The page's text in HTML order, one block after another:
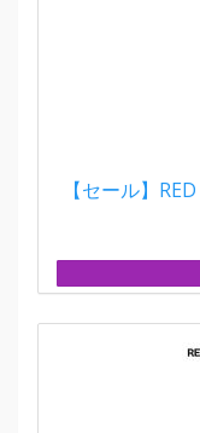
【セール】